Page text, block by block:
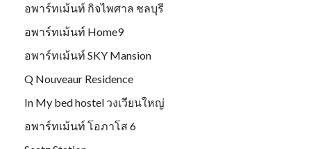
อพาร์ทเม้นท์ กิจไพศาล ชลบุรี
อพาร์ทเม้นท์ Home9
อพาร์ทเม้นท์ SKY Mansion
Q Nouveaur Residence
In My bed hostel วงเวียนใหญ่
อพาร์ทเม้นท์ โอภาโส 6